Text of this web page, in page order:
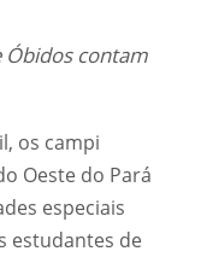
Óbidos contam
os campi
Oeste do Pará
especiais
estudantes de